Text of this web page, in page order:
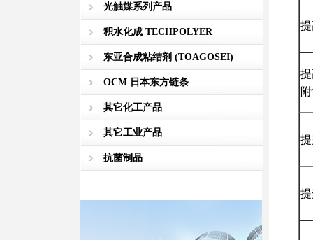
光触媒系列产品
积水化成 TECHPOLYER
东亚合成粘结剂 (TOAGOSEI)
OCM 日本东方链条
其它化工产品
其它工业产品
抗菌制品